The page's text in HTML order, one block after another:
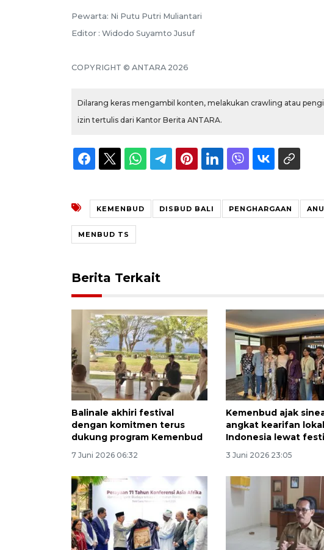
Pewarta: Ni Putu Putri Muliantari
Editor : Widodo Suyamto Jusuf
COPYRIGHT © ANTARA 2026
Dilarang keras mengambil konten, melakukan crawling atau
izin tertulis dari Kantor Berita ANTARA.
KEMENBUD DISBUD BALI PENGHARGAAN
MENBUD TS
Berita Terkait
Balinale akhiri festival
dengan komitmen terus
dukung program Kemenbud
7 Juni 2026 06:32
Kemenbud ajak
angkat kearifan lokal
Indonesia lewat
3 Juni 2026 23:05